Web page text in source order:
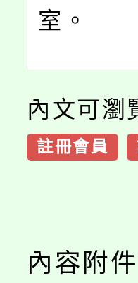
室。
內文可瀏
註冊會員
內容附